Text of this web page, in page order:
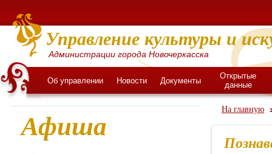
Управление культуры и
Администрации города Новочеркасска
Об управлении Новости Документы
Открытые
данные
Афиша
На главную